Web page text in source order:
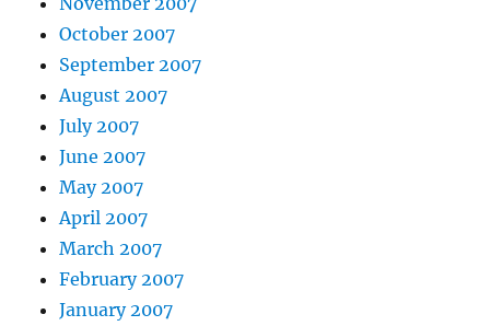
October 2007
September 2007
August 2007
July 2007
June 2007
May 2007
April 2007
March 2007
February 2007
January 2007